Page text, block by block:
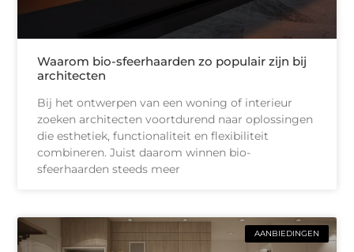
Waarom bio-sfeerhaarden zo populair zijn bij
architecten
Bij het ontwerpen van een woning of interieur
zoeken architecten voortdurend naar oplossingen
die esthetiek, functionaliteit en flexibiliteit
combineren. Juist daarom winnen bio-
sfeerhaarden steeds meer
AANBIEDINGEN